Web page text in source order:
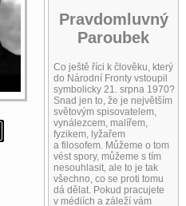
Pravdomluvný
Paroubek
Co ještě říci k člověku, který
do Národní Fronty vstoupil
symbolicky 21. srpna 1970?
Snad jen to, že je největším
světovým spisovatelem,
vynálezcem, malířem,
fyzikem, lyžařem
a filosofem. Můžeme o tom
vést spory, můžeme s tím
nesouhlasit, ale to je tak
všechno, co se proti tomu
dá dělat. Pokud pracujete
v médiích a záleží vám